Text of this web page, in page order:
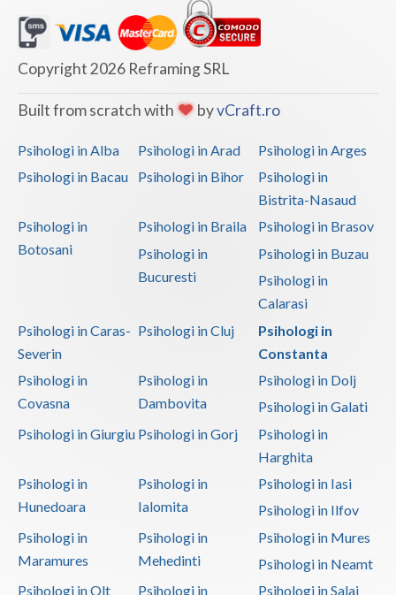
Copyright 2026 Reframing SRL
Built from scratch with byvCraft.ro
Psihologi in Alba Psihologi in Arad
Psihologi in Arges
Psihologi in Bacau
Psihologi in Bihor
Psihologi in
Bistrita-Nasaud
Psihologi in
Botosani
Psihologi in Braila
Psihologi in Brasov
Psihologi in
Bucuresti
Psihologi in Buzau
Psihologi in
Calarasi
Psihologi in Caras-
Severin
Psihologi in Cluj
Psihologi in
Constanta
Psihologi in
Covasna
Psihologi in
Dambovita
Psihologi in Dolj
Psihologi in Galati
Psihologi in Giurgiu Psihologi in Gorj
Psihologi in
Harghita
Psihologi in
Hunedoara
Psihologi in
Ialomita
Psihologi in Iasi
Psihologi in Ilfov
Psihologi in
Maramures
Psihologi in
Mehedinti
Psihologi in Mures
Psihologi in Neamt
Psihologi in Olt
Psihologi in Psihologi in Salaj